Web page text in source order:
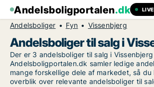
Andelsboligportalen.dk LIVE
Andelsboliger Fyn Vissenbjerg
Andelsboliger til salg i
Der er 3 andelsboliger til salg i
Andelsboligportalen.dk samler ledige
mange forskellige dele af markedet, så
overblik over relevante andelsboliger til